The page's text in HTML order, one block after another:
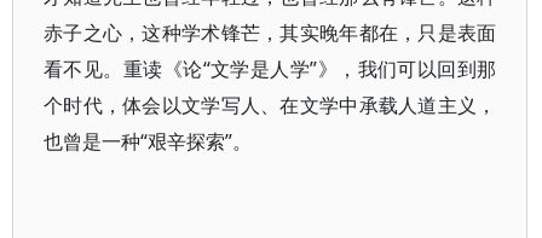
赤子之心，这种学术锋芒，其实晚年都在，只是表面
看不见。重读《论“文学是人学”》，我们可以回到那
个时代，体会以文学写人、在文学中承载人道主义，
也曾是一种“艰辛探索”。